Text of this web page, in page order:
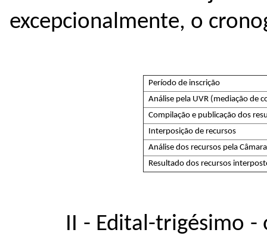
excepcionalmente, o
Período de inscrição
Análise pela UVR (mediação de
Compilação e publicação dos
Interposição de recursos
Análise dos recursos pela
Resultado dos recursos
II - Edital-trigésimo